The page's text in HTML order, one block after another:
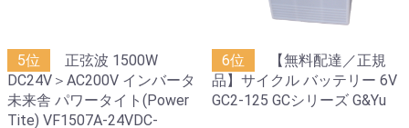
5位
正弦波 1500W
DC24V＞AC200V インバータ
未来舎 パワータイト(Power
Tite) VF1507A-24VDC-
6位
【無料配達／正規
品】サイクル バッテリー 6V
GC2-125 GCシリーズ G&Yu